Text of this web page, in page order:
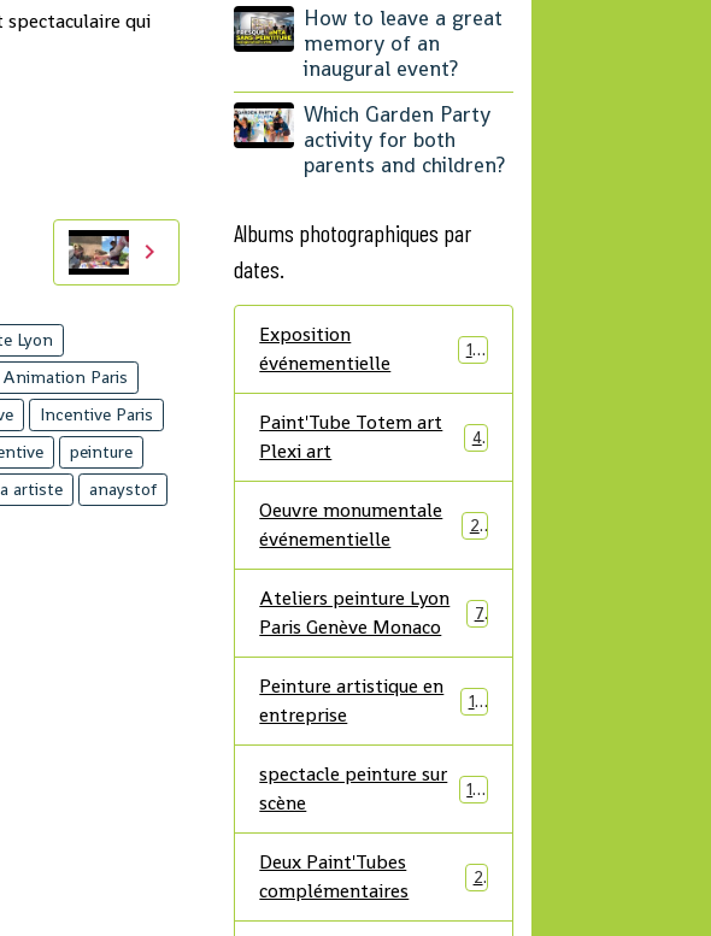
qui
Lyon
Animation Paris
Incentive Paris
peinture
artiste anaystof
How to leave a great
memory of an
inaugural event?
Which Garden Party
activity for both
parents and children?
Albums photographiques par
dates.
Exposition
événementielle
12
Paint'Tube Totem art
Plexi art
4
Oeuvre monumentale
événementielle
21
Ateliers peinture Lyon
Paris Genève Monaco
7
Peinture artistique en
entreprise
17
spectacle peinture sur
scène
19
Deux Paint'Tubes
complémentaires
2